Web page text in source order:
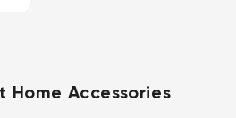
Home Accessories